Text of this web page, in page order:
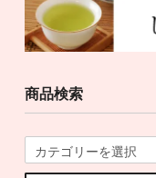
商品検索